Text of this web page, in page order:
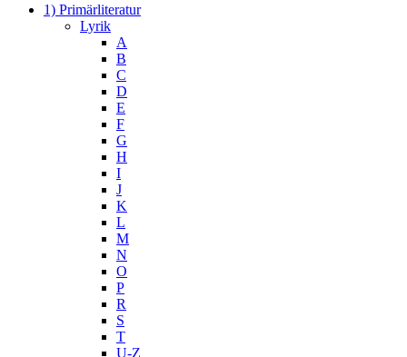
1) Primärliteratur
Lyrik
A
B
C
D
E
F
G
H
I
J
K
L
M
N
O
P
R
S
T
U-Z